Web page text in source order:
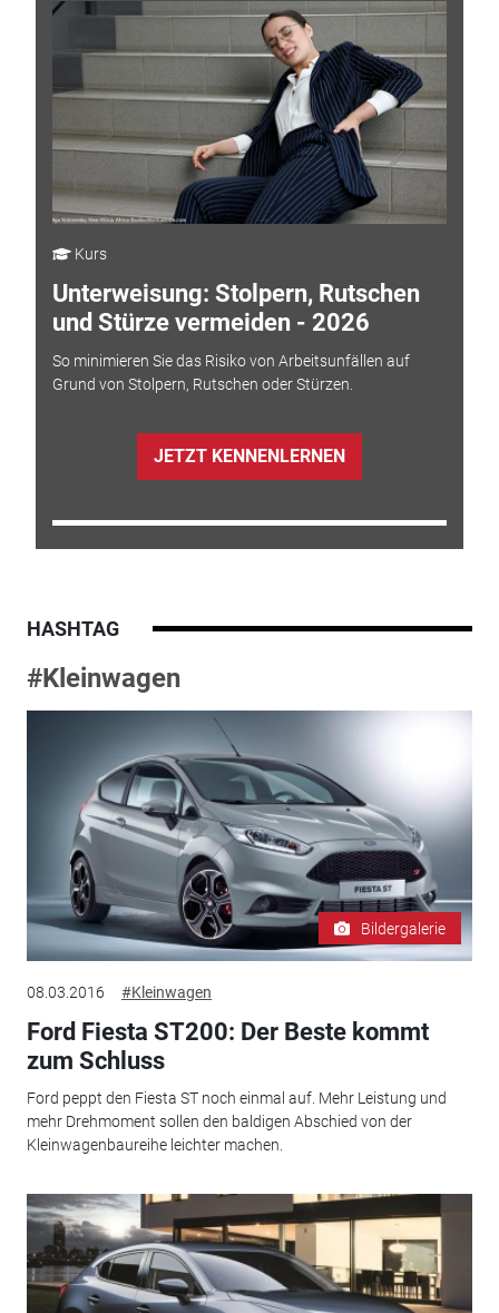
Kurs
Unterweisung: Stolpern, Rutschen
und Stürze vermeiden - 2026
So minimieren Sie das Risiko von Arbeitsunfällen auf
Grund von Stolpern, Rutschen oder Stürzen.
JETZT KENNENLERNEN
HASHTAG
#Kleinwagen
Bildergalerie
08.03.2016 #Kleinwagen
Ford Fiesta ST200: Der Beste kommt
zum Schluss
Ford peppt den Fiesta ST noch einmal auf. Mehr Leistung und
mehr Drehmoment sollen den baldigen Abschied von der
Kleinwagenbaureihe leichter machen.